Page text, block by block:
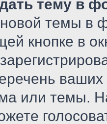
тему в
темы в
кнопке в
ваших
или темы.